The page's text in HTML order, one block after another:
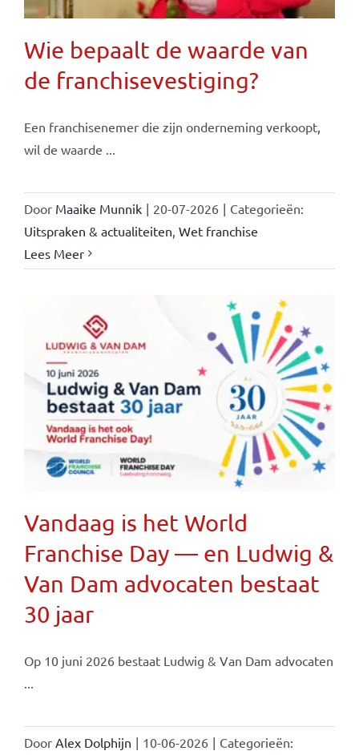
Wie bepaalt de waarde van
de franchisevestiging?
Een franchisenemer die zijn onderneming verkoopt,
wil de waarde ...
Door Maaike Munnik | 20-07-2026 | Categorieën:
Uitspraken & actualiteiten Wet franchise
Lees Meer
Vandaag is het World
Franchise Day — en Ludwig &
Van Dam advocaten bestaat
30 jaar
Op 10 juni 2026 bestaat Ludwig & Van Dam advocaten
Door Alex Dolphijn | 10-06-2026 | Categorieën: